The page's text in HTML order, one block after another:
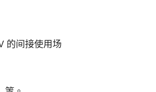
的间接使用场